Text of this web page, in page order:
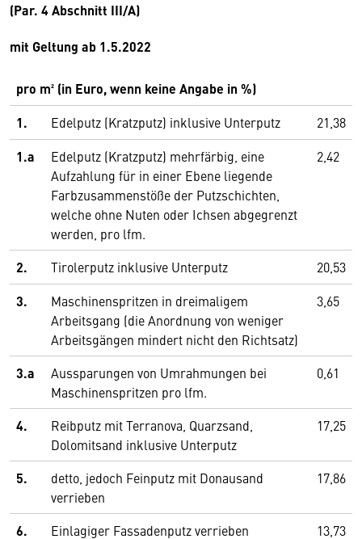
(Par. 4 Abschnitt III/A)
mit Geltung ab 1.5.2022
pro m² (in Euro, wenn keine Angabe in %)
1.
Edelputz (Kratzputz) inklusive Unterputz 21,38
1.a
Edelputz (Kratzputz) mehrfärbig, eine
Aufzahlung für in einer Ebene liegende
Farbzusammenstöße der Putzschichten,
welche ohne Nuten oder Ichsen abgegrenzt
werden, pro lfm.
2,42
2. Tirolerputz inklusive Unterputz 20,53
3.
Maschinenspritzen in dreimaligem
Arbeitsgang (die Anordnung von weniger
Arbeitsgängen mindert nicht den Richtsatz)
3,65
3.a
Aussparungen von Umrahmungen bei
Maschinenspritzen pro lfm.
0,61
4.
Reibputz mit Terranova, Quarzsand,
Dolomitsand inklusive Unterputz
17,25
5.
detto, jedoch Feinputz mit Donausand
verrieben
17,86
6. Einlagiger Fassadenputz verrieben 13,73